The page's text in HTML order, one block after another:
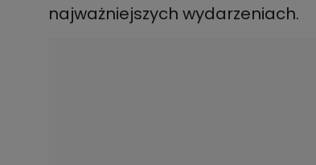
najważniejszych wydarzeniach.